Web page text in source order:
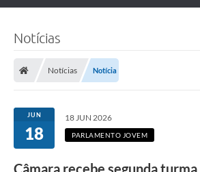
Notícias
Notícias Notícia
JUN
18
18 JUN 2026
PARLAMENTO JOVEM
Câmara recebe segunda